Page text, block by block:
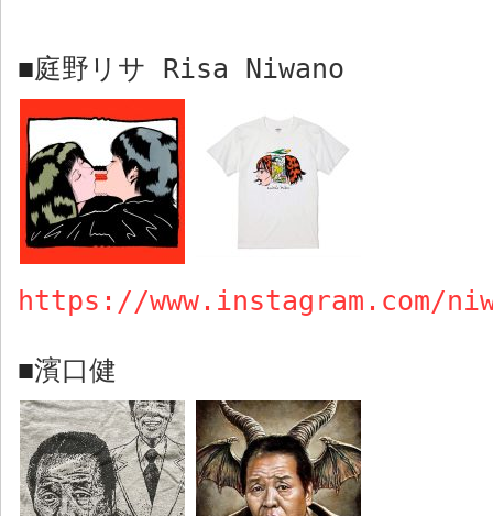
■庭野リサ Risa Niwano
https://www.instagram.com/
■濱口健